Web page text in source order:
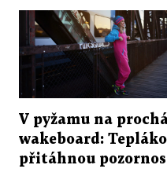
V pyžamu na
wakeboard:
přitáhnou